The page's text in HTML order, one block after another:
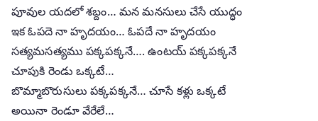
పూవుల యదలో శబ్దం… మన మనసులు చేసే యుద్ధం
ఇక ఓపదె నా హృదయం… ఓపదే నా హృదయం
సత్యమసత్యము పక్కపక్కనే…. ఉంటయ్ పక్కపక్కనే
చూపుకి రెండు ఒక్కటే…
బొమ్మాబొరుసులు పక్కపక్కనే… చూసే కళ్లు ఒక్కటే
అయినా రెండూ వేరేలే…